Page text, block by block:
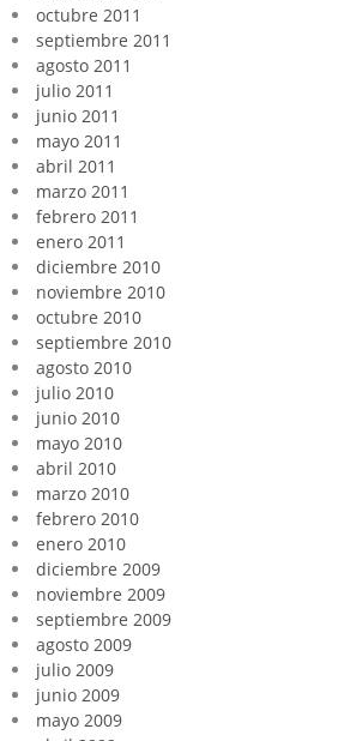
octubre 2011
septiembre 2011
agosto 2011
julio 2011
junio 2011
mayo 2011
abril 2011
marzo 2011
febrero 2011
enero 2011
diciembre 2010
noviembre 2010
octubre 2010
septiembre 2010
agosto 2010
julio 2010
junio 2010
mayo 2010
abril 2010
marzo 2010
febrero 2010
enero 2010
diciembre 2009
noviembre 2009
septiembre 2009
agosto 2009
julio 2009
junio 2009
mayo 2009